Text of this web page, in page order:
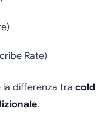
Rate)
la differenza tra cold
.